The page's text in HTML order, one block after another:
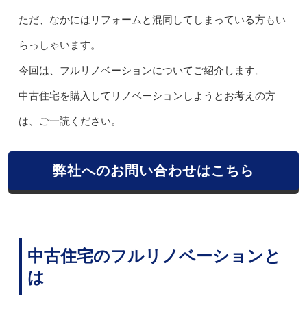
ただ、なかにはリフォームと混同してしまっている方もい
らっしゃいます。
今回は、フルリノベーションについてご紹介します。
中古住宅を購入してリノベーションしようとお考えの方
は、ご一読ください。
弊社へのお問い合わせはこちら
中古住宅のフルリノベーションと
は